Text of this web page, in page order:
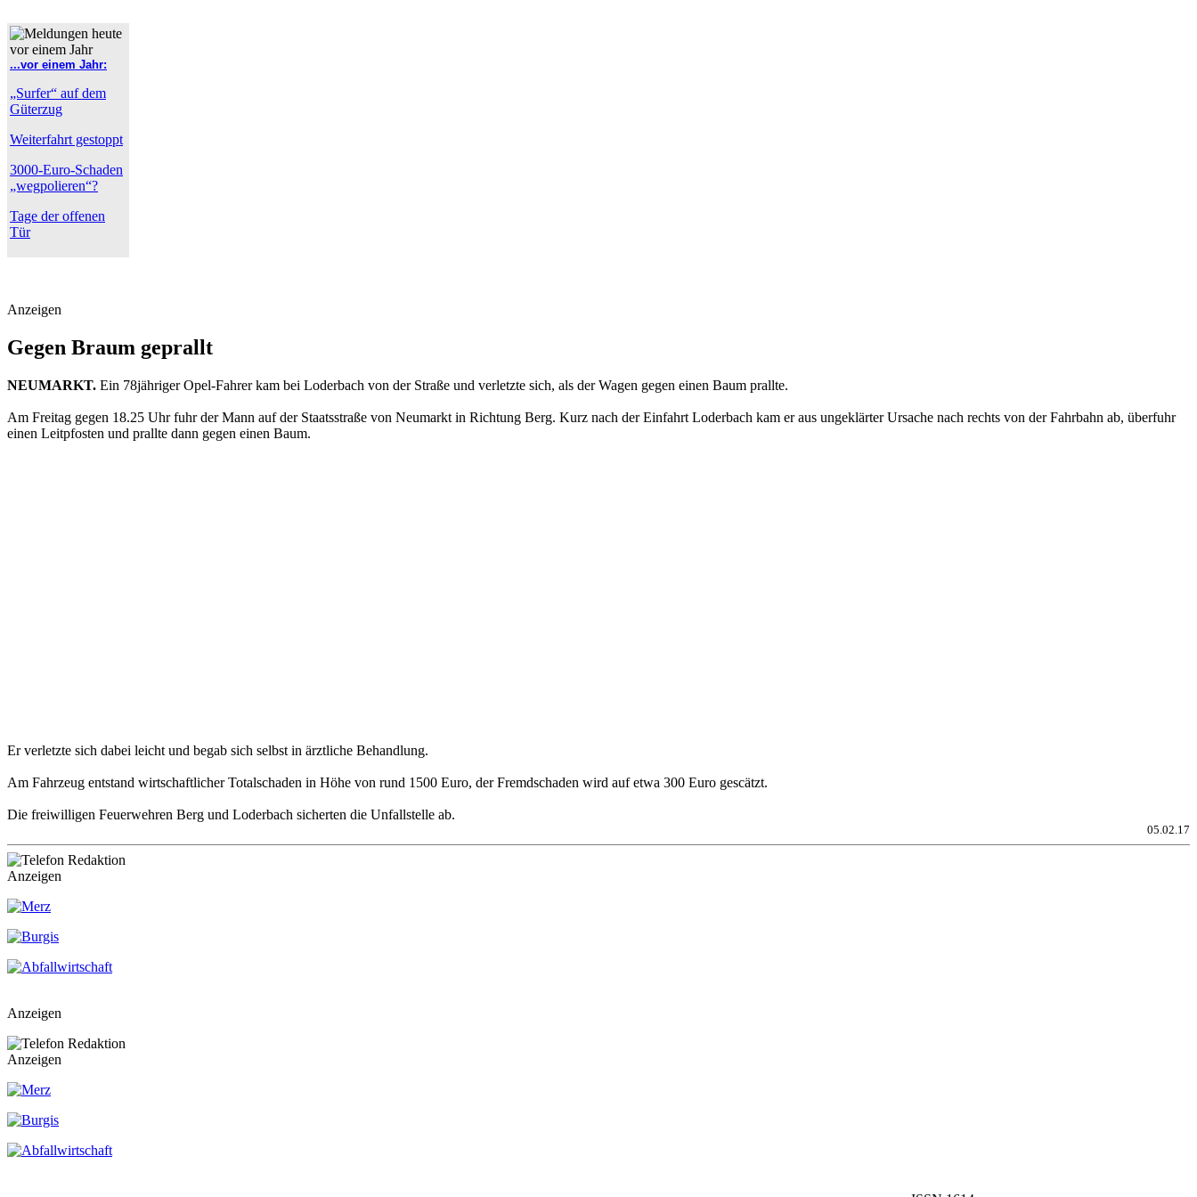
...vor einem Jahr:
„Surfer“ auf dem
Güterzug
Weiterfahrt gestoppt
3000-Euro-Schaden
„wegpolieren“?
Tage der offenen
Tür
Anzeigen
Gegen Braum geprallt
NEUMARKT. Ein 78jähriger Opel-Fahrer kam bei Loderbach von der Straße und verletzte sich, als der Wagen gegen einen Baum prallte.
Am Freitag gegen 18.25 Uhr fuhr der Mann auf der Staatsstraße von Neumarkt in Richtung Berg. Kurz nach der Einfahrt Loderbach kam er aus ungeklärter Ursache nach rechts von der Fahrbahn ab, überfuhr
einen Leitpfosten und prallte dann gegen einen Baum.
Er verletzte sich dabei leicht und begab sich selbst in ärztliche Behandlung.
Am Fahrzeug entstand wirtschaftlicher Totalschaden in Höhe von rund 1500 Euro, der Fremdschaden wird auf etwa 300 Euro gescätzt.
Die freiwilligen Feuerwehren Berg und Loderbach sicherten die Unfallstelle ab.
05.02.17
Anzeigen
Anzeigen
Anzeigen